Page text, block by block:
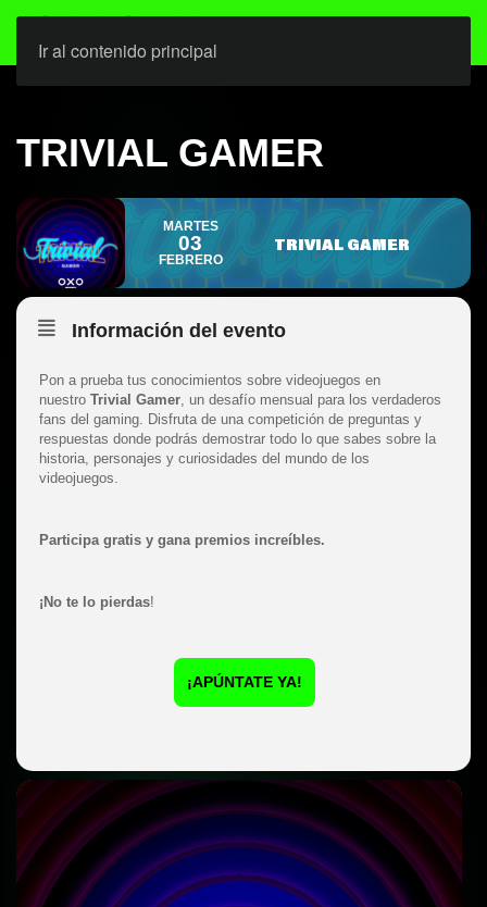
Ir al contenido principal
TRIVIAL GAMER
MARTES
03
FEBRERO
TRIVIAL GAMER
Información del evento
Pon a prueba tus conocimientos sobre videojuegos en
nuestro Trivial Gamer, un desafío mensual para los verdaderos
fans del gaming. Disfruta de una competición de preguntas y
respuestas donde podrás demostrar todo lo que sabes sobre la
historia, personajes y curiosidades del mundo de los
videojuegos.
Participa gratis y gana premios increíbles.
¡No te lo pierdas!
¡APÚNTATE YA!